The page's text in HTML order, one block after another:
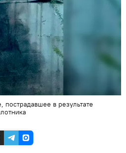
в результате